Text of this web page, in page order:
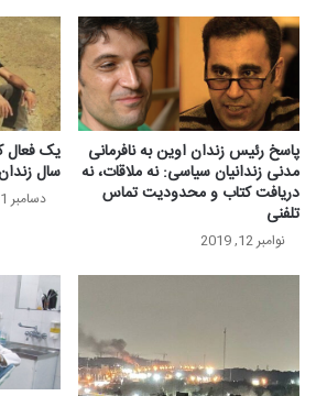
پاسخ رئیس زندان اوین به نافرمانی
مدنی زندانیان سیاسی: نه ملاقات، نه
دریافت کتاب و محدودیت تماس
تلفنی
نوامبر 12, 2019
سال
دسامبر 11, 2019